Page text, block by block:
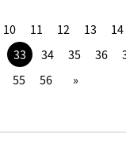
10 11 12 13 14
33 34 35 36
55 56